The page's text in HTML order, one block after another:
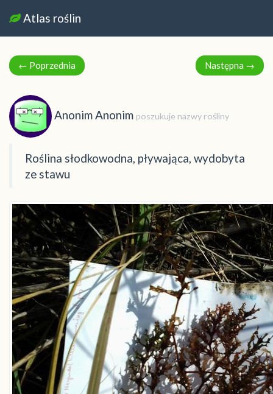
Atlas roślin
← Poprzednia Następna →
Anonim Anonim poszukuje nazwy rośliny
Roślina słodkowodna, pływająca, wydobyta
ze stawu